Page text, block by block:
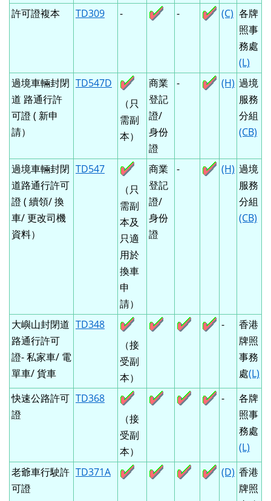
許可證複本
TD309 - - (C) 各牌
照事
務處
(L)
過境車輛封閉
道 路通行許
可證 ( 新申
請）
TD547D
（只
需副
本）
商業
登記
證/
身份
證
- (H) 過境
服務
分組
(CB)
過境車輛封閉
道路通行許可
證 ( 續領/ 換
車/ 更改司機
資料）
TD547
（只
需副
本及
只適
用於
換車
申
請）
商業
登記
證/
身份
證
- (H) 過境
服務
分組
(CB)
大嶼山封閉道
路通行許可
證- 私家車/ 電
單車/ 貨車
TD348
（接
受副
本）
-
香港
牌照
事務
處(L)
快速公路許可
證
TD368
（接
受副
本）
-
各牌
照事
務處
(L)
老爺車行駛許
可證
TD371A (D) 香港
牌照